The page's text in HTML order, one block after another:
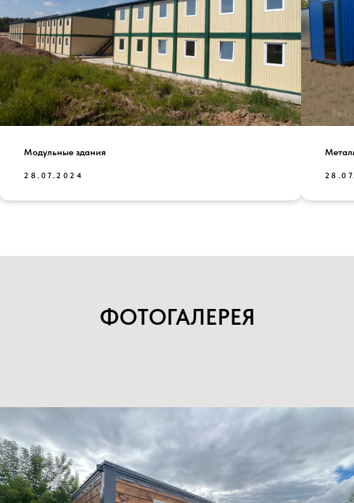
Модульные здания
28.07.2024
ФОТОГАЛЕРЕЯ
Каталог
Навигация
Контакты